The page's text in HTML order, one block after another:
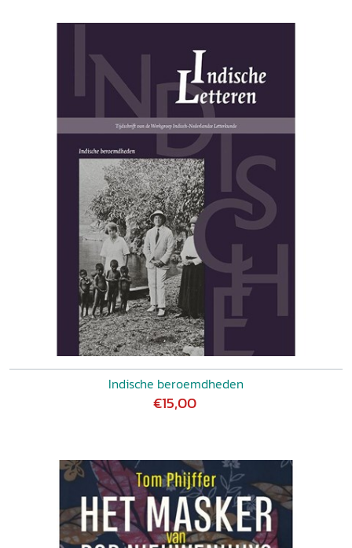
Indische beroemdheden
€15,00